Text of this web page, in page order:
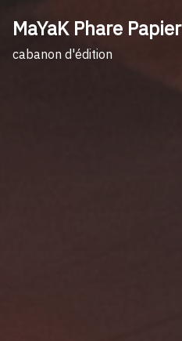
content
MaYaK Phare Papier
cabanon d'édition